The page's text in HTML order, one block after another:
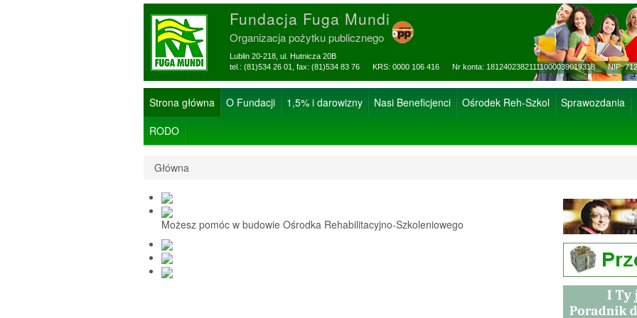
Fundacja Fuga Mundi
Organizacja pożytku publicznego
Lublin 20-218, ul. Hutnicza 20B
tel.: (81)534 26 01, fax: (81)534 83 76 KRS: 0000 106 416 Nr konta: 18124023821111000039019318 NIP:
Strona główna O Fundacji 1,5% i darowizny Nasi Beneficjenci Ośrodek Reh-Szkol Sprawozdania
RODO
Główna
Możesz pomóc w budowie Ośrodka Rehabilitacyjno-Szkoleniowego